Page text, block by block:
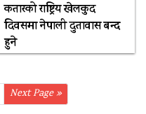
कतारको राष्ट्रिय खेलकुद
दिवसमा नेपाली दुतावास बन्द
हुने
Next Page »